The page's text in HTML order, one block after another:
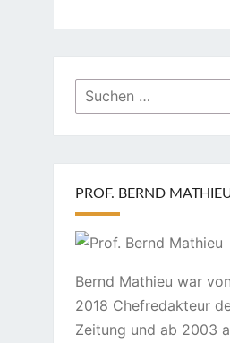
Suchen
nach:
PROF. BERND
Bernd Mathieu war
2018 Chefredakteur
Zeitung und ab 2003